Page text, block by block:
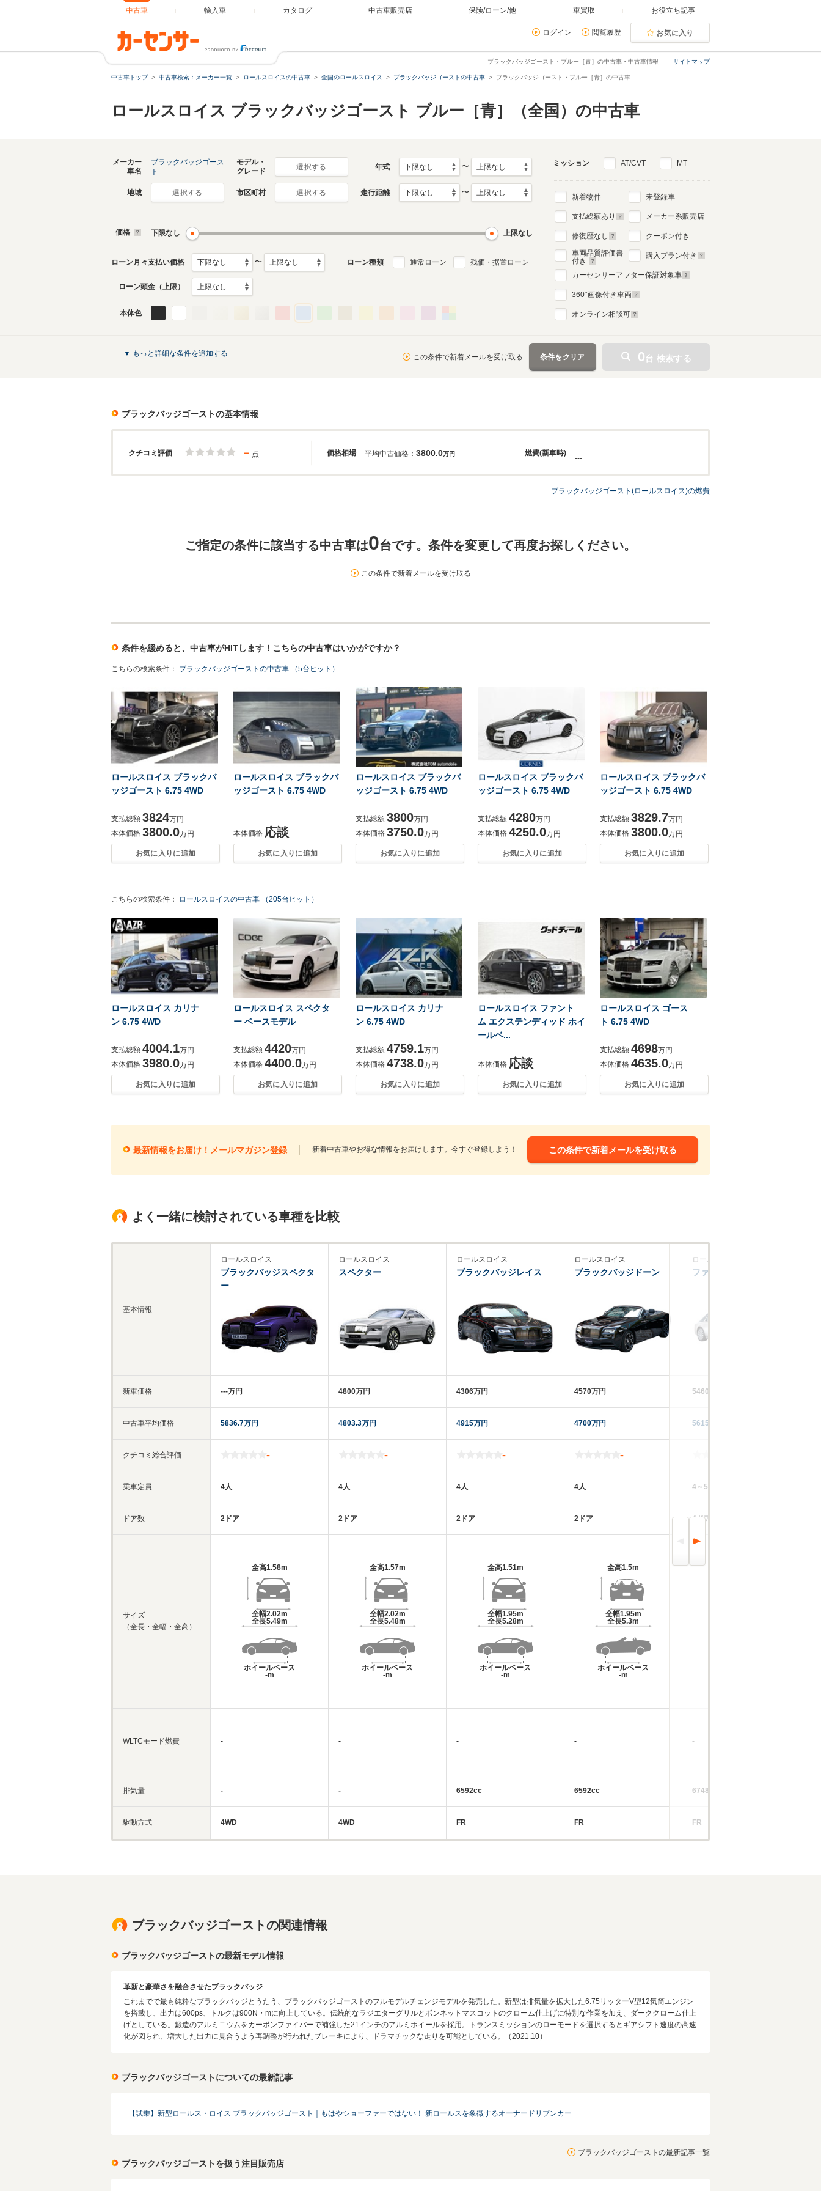
中古車 輸入車 カタログ 中古車販売店 保険/ローン/他 車買取 お役立ち記事
ログイン 閲覧履歴 お気に入り
サイトマップ
ブラックバッジゴースト・ブルー［青］の中古車・中古車情報
中古車トップ 中古車検索：メーカー一覧 ロールスロイスの中古車 全国のロールスロイス ブラックバッジゴーストの中古車 ブラックバッジゴースト・ブルー［青］の中古車
ロールスロイス ブラックバッジゴースト ブルー［青］（全国）の中古車
メーカー
車名
ブラックバッジゴース
ト
モデル・
グレード
選択する 年式 〜
地域 選択する 市区町村 選択する 走行距離 〜
価格 下限なし 上限なし
ローン月々支払い価格 〜 ローン種類 通常ローン 残価・据置ローン
ローン頭金（上限）
本体色
ミッション AT/CVT MT
新着物件
支払総額あり
修復歴なし
車両品質評価書
付き
未登録車
メーカー系販売店
クーポン付き
購入プラン付き
カーセンサーアフター保証対象車
360°画像付き車両
オンライン相談可
▼ もっと詳細な条件を追加する この条件で新着メールを受け取る 条件をクリア 0台 検索する
ブラックバッジゴーストの基本情報
クチコミ評価 価格相場 燃費(新車時)
－ 点 平均中古価格： 3800.0万円
---
---
ブラックバッジゴースト(ロールスロイス)の燃費
ご指定の条件に該当する中古車は0台です。条件を変更して再度お探しください。
この条件で新着メールを受け取る
条件を緩めると、中古車がHITします！こちらの中古車はいかがですか？
こちらの検索条件： ブラックバッジゴーストの中古車 （5台ヒット）
ロールスロイス ブラックバ
ッジゴースト 6.75 4WD
支払総額 3824万円
本体価格 3800.0万円
お気に入りに追加
ロールスロイス ブラックバ
ッジゴースト 6.75 4WD
本体価格 応談
お気に入りに追加
ロールスロイス ブラックバ
ッジゴースト 6.75 4WD
支払総額 3800万円
本体価格 3750.0万円
お気に入りに追加
ロールスロイス ブラックバ
ッジゴースト 6.75 4WD
支払総額 4280万円
本体価格 4250.0万円
お気に入りに追加
ロールスロイス ブラックバ
ッジゴースト 6.75 4WD
支払総額 3829.7万円
本体価格 3800.0万円
お気に入りに追加
こちらの検索条件： ロールスロイスの中古車 （205台ヒット）
ロールスロイス カリナ
ン 6.75 4WD
支払総額 4004.1万円
本体価格 3980.0万円
お気に入りに追加
ロールスロイス スペクタ
ー ベースモデル
支払総額 4420万円
本体価格 4400.0万円
お気に入りに追加
ロールスロイス カリナ
ン 6.75 4WD
支払総額 4759.1万円
本体価格 4738.0万円
お気に入りに追加
ロールスロイス ファント
ム エクステンディッド ホイ
ールベ...
本体価格 応談
お気に入りに追加
ロールスロイス ゴース
ト 6.75 4WD
支払総額 4698万円
本体価格 4635.0万円
お気に入りに追加
最新情報をお届け！メールマガジン登録 新着中古車やお得な情報をお届けします。今すぐ登録しよう！ この条件で新着メールを受け取る
よく一緒に検討されている車種を比較
基本情報
新車価格
中古車平均価格
クチコミ総合評価
乗車定員
ドア数
サイズ
（全長・全幅・全高）
WLTCモード燃費
排気量
駆動方式
ロールスロイス
ブラックバッジスペクタ
ー
‐‐‐万円
5836.7万円
-
4人
2ドア
全高1.58m
全幅2.02m
全長5.49m
ホイールベース
-m
-
-
4WD
ロールスロイス
スペクター
4800万円
4803.3万円
-
4人
2ドア
全高1.57m
全幅2.02m
全長5.48m
ホイールベース
-m
-
-
4WD
ロールスロイス
ブラックバッジレイス
4306万円
4915万円
-
4人
2ドア
全高1.51m
全幅1.95m
全長5.28m
ホイールベース
-m
-
6592cc
FR
ロールスロイス
ブラックバッジドーン
4570万円
4700万円
-
4人
2ドア
全高1.5m
全幅1.95m
全長5.3m
ホイールベース
-m
-
6592cc
FR
ロールスロイス
ファントム
5460～6670万円
5615万円
4～5人
4ドア
-
6748～6750cc
FR
ブラックバッジゴーストの関連情報
ブラックバッジゴーストの最新モデル情報
革新と豪華さを融合させたブラックバッジ
これまでで最も純粋なブラックバッジとうたう、ブラックバッジゴーストのフルモデルチェンジモデルを発売した。新型は排気量を拡大した6.75リッターV型12気筒エンジン
を搭載し、出力は600ps、トルクは900N・mに向上している。伝統的なラジエターグリルとボンネットマスコットのクローム仕上げに特別な作業を加え、ダーククローム仕上
げとしている。鍛造のアルミニウムをカーボンファイバーで補強した21インチのアルミホイールを採用。トランスミッションのローモードを選択するとギアシフト速度の高速
化が図られ、増大した出力に見合うよう再調整が行われたブレーキにより、ドラマチックな走りを可能としている。（2021.10）
ブラックバッジゴーストについての最新記事
【試乗】新型ロールス・ロイス ブラックバッジゴースト｜もはやショーファーではない！ 新ロールスを象徴するオーナードリブンカー
ブラックバッジゴーストの最新記事一覧
ブラックバッジゴーストを扱う注目販売店